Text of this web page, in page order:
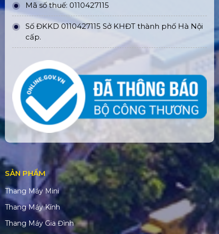
Mã số thuế: 0110427115
Số ĐKKD 0110427115 Sở KHĐT thành phố Hà Nội
cấp.
SẢN PHẨM
Thang Máy Mini
Thang Máy Kính
Thang Máy Gia Đình